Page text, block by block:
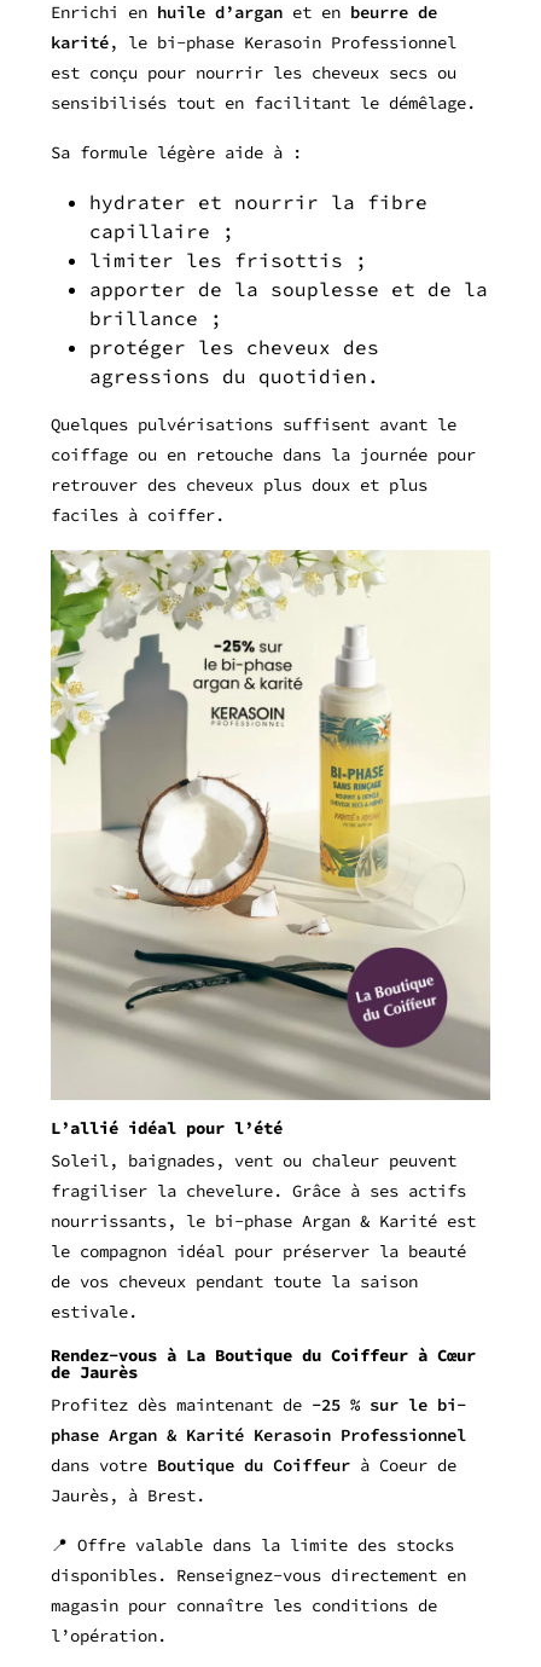
Enrichi en huile d’argan et en beurre de
karité, le bi-phase Kerasoin Professionnel
est conçu pour nourrir les cheveux secs ou
sensibilisés tout en facilitant le démêlage.
Sa formule légère aide à :
hydrater et nourrir la fibre
capillaire ;
limiter les frisottis ;
apporter de la souplesse et de la
brillance ;
protéger les cheveux des
agressions du quotidien.
Quelques pulvérisations suffisent avant le
coiffage ou en retouche dans la journée pour
retrouver des cheveux plus doux et plus
faciles à coiffer.
L’allié idéal pour l’été
Soleil, baignades, vent ou chaleur peuvent
fragiliser la chevelure. Grâce à ses actifs
nourrissants, le bi-phase Argan & Karité est
le compagnon idéal pour préserver la beauté
de vos cheveux pendant toute la saison
estivale.
Rendez-vous à La Boutique du Coiffeur à Cœur
de Jaurès
Profitez dès maintenant de -25 % sur le bi-
phase Argan & Karité Kerasoin Professionnel
dans votre Boutique du Coiffeur à Coeur de
Jaurès, à Brest.
📍 Offre valable dans la limite des stocks
disponibles. Renseignez-vous directement en
magasin pour connaître les conditions de
l’opération.